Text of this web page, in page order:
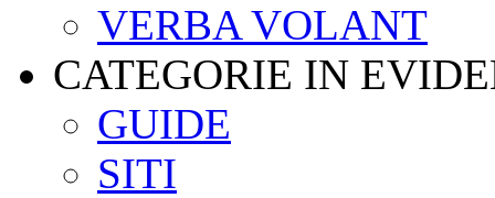
VERBA VOLANT
CATEGORIE IN
GUIDE
SITI